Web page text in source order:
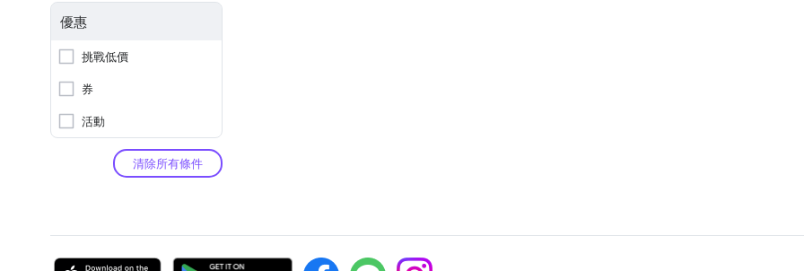
優惠
挑戰低價
券
活動
清除所有條件